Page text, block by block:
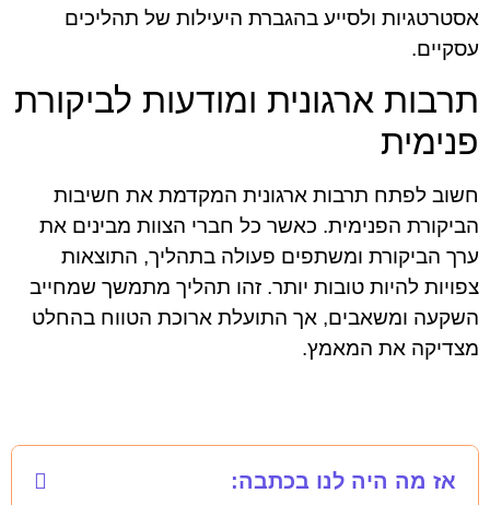
אסטרטגיות ולסייע בהגברת היעילות של תהליכים
עסקיים.
תרבות ארגונית ומודעות לביקורת
פנימית
חשוב לפתח תרבות ארגונית המקדמת את חשיבות
הביקורת הפנימית. כאשר כל חברי הצוות מבינים את
ערך הביקורת ומשתפים פעולה בתהליך, התוצאות
צפויות להיות טובות יותר. זהו תהליך מתמשך שמחייב
השקעה ומשאבים, אך התועלת ארוכת הטווח בהחלט
מצדיקה את המאמץ.
אז מה היה לנו בכתבה: